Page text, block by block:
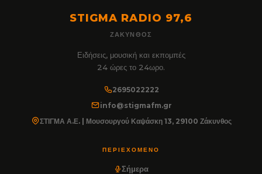
STIGMA RADIO 97,6
ΖΆΚΥΝΘΟΣ
Ειδήσεις, μουσική και εκπομπές
24 ώρες το 24ωρο.
2695022222
info@stigmafm.gr
ΣΤΙΓΜΑ Α.Ε. | Μουσουργού Καψάσκη 13, 29100 Ζάκυνθος
ΠΕΡΙΕΧΌΜΕΝΟ
Σήμερα